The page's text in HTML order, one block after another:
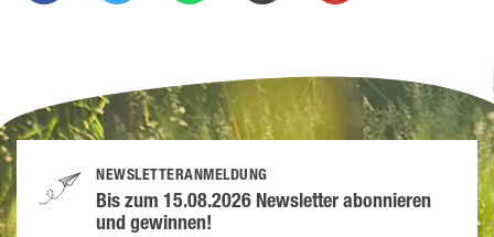
NEWSLETTERANMELDUNG
Bis zum 15.08.2026 Newsletter abonnieren
und gewinnen!